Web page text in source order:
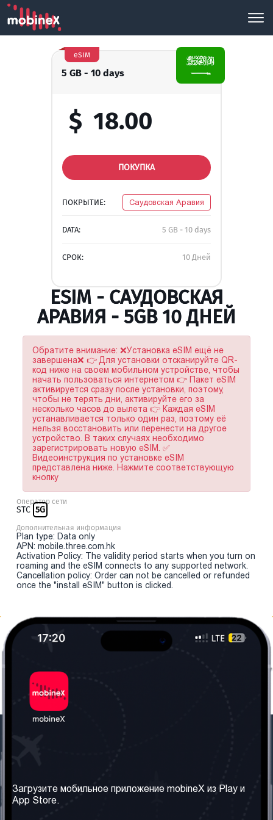
5 GB - 10 days
eSIM
$ 18.00
ПОКУПКА
ПОКРЫТИЕ: Саудовская Аравия
DATA: 5 GB - 10 days
СРОК: 10 Дней
ESIM - САУДОВСКАЯ
АРАВИЯ - 5GB 10 ДНЕЙ
Обратите внимание: ❌Установка eSIM ещё не
завершена❌ 👉 Для установки отсканируйте QR-
код ниже на своем мобильном устройстве, чтобы
начать пользоваться интернетом 👉 Пакет eSIM
активируется сразу после установки, поэтому,
чтобы не терять дни, активируйте его за
несколько часов до вылета 👉 Каждая eSIM
устанавливается только один раз, поэтому её
нельзя восстановить или перенести на другое
устройство. В таких случаях необходимо
зарегистрировать новую eSIM. ✅
Видеоинструкция по установке eSIM
представлена ниже. Нажмите соответствующую
кнопку
Оператор сети
STC 5G
Дополнительная информация
Plan type: Data only
APN: mobile.three.com.hk
Activation Policy: The validity period starts when you turn on
roaming and the eSIM connects to any supported network.
Cancellation policy: Order can not be cancelled or refunded
once the "install eSIM" button is clicked.
Наши сервисы
Правила и Условия
Загрузите мобильное приложение mobineX из Play и
App Store.